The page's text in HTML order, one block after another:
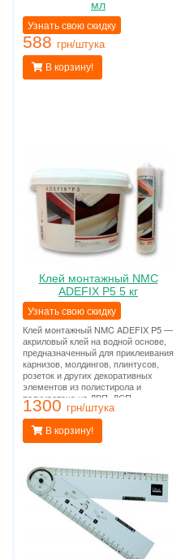
мл
Узнать свою скидку
588 грн/штука
В корзину!
Клей монтажный NMC
ADEFIX P5 5 кг
Узнать свою скидку
Клей монтажный NMC ADEFIX P5 —
акриловый клей на водной основе,
предназначенный для приклеивания
карнизов, молдингов, плинтусов,
розеток и других декоративных
элементов из полистирола и
полиуретана на ДВП, ДСП,
гипсокартон, гипсоволокно,
штукатурку, бетон и другие
поверхности.
1300 грн/штука
В корзину!